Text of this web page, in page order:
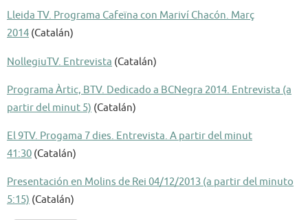
Lleida TV. Programa Cafeïna con Mariví Chacón. Març
2014 (Catalán)
NollegiuTV. Entrevista (Catalán)
Programa Àrtic, BTV. Dedicado a BCNegra 2014. Entrevista (a
partir del minut 5) (Catalán)
El 9TV. Progama 7 dies. Entrevista. A partir del minut
41:30 (Catalán)
Presentación en Molins de Rei 04/12/2013 (a partir del minuto
5:15) (Catalán)